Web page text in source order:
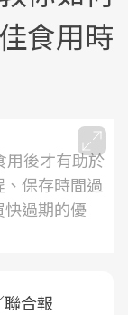
食用時
用後才有助於
保存時間過
過期的優
合報